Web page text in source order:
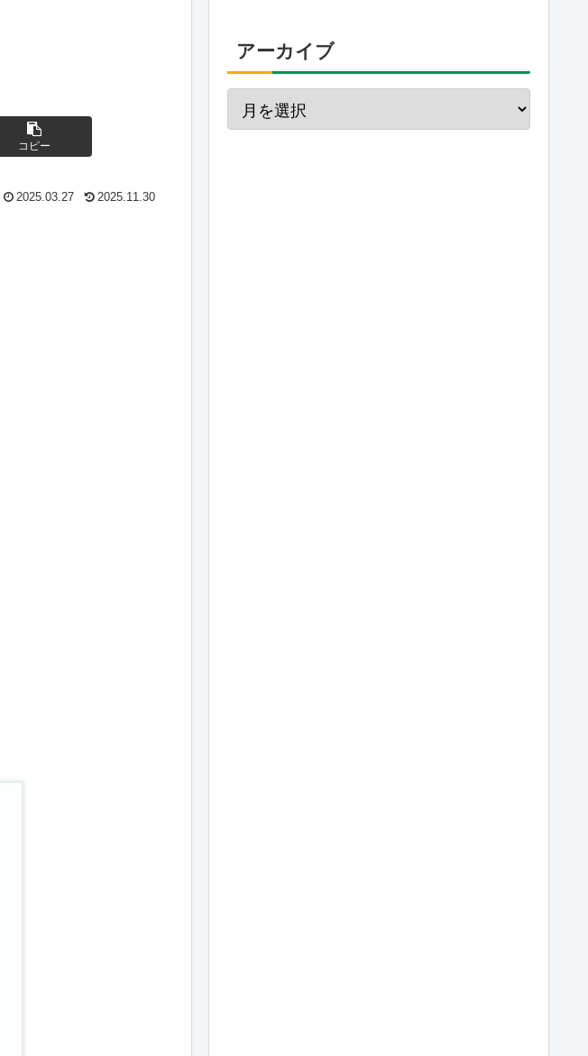
コピー
2025.03.27 2025.11.30
アーカイブ